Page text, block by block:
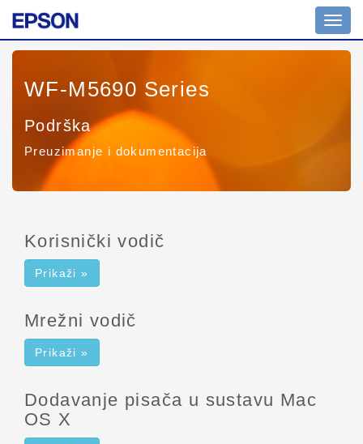
WF-M5690 Series
Podrška
Preuzimanje i dokumentacija
Korisnički vodič
Prikaži »
Mrežni vodič
Prikaži »
Dodavanje pisača u sustavu Mac
OS X